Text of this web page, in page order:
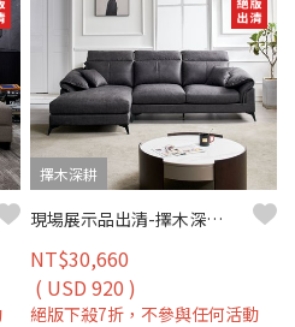
擇木深耕
現場展示品出清-擇木深耕-唐恩L型布沙發(左/右型)
NT$30,660
( USD 920 )
絕版下殺7折，不參與任何活動